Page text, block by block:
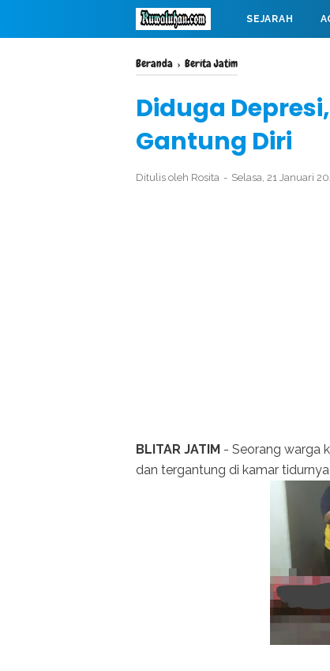
SEJARAH
MAHABARATA
Beranda › Berita Jatim
Diduga
Gantung Diri
Ditulis oleh Rosita Selasa, 21 Januari
BLITAR JATIM - Seorang warga
dan tergantung di kamar